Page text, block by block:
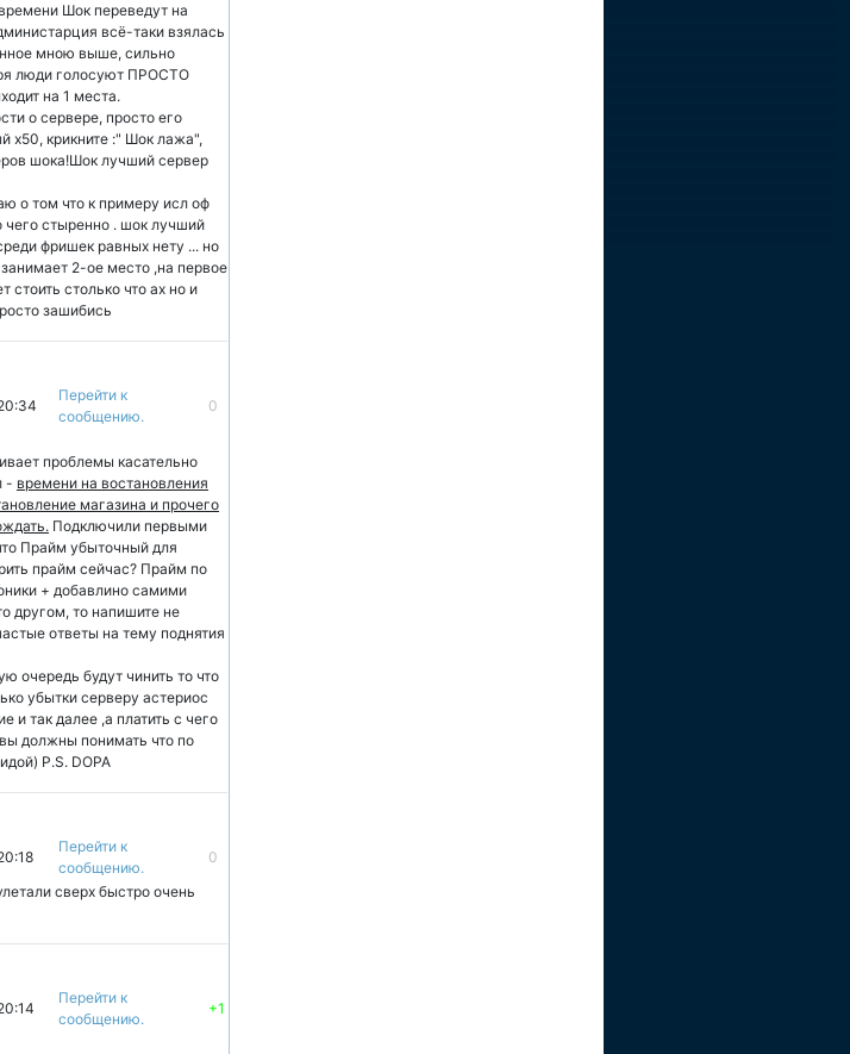
Шок переведут на
всё-таки взялась
мною выше, сильно
люди голосуют ПРОСТО
на 1 места.
о сервере, просто его
х50, крикните :" Шок лажа",
шока!Шок лучший сервер
о том что к примеру исл оф
чего стыренно . шок лучший
фришек равных нету ... но
2-ое место ,на первое
столько что ах но и
зашибись
Перейти к
сообщению.
0
проблемы касательно
- времени на востановления
магазина и прочего
Подключили первыми
Прайм убыточный для
прайм сейчас? Прайм по
+ добавлино самими
другом, то напишите не
ответы на тему поднятия
очередь будут чинить то что
убытки серверу астериос
и так далее ,а платить с чего
вы должны понимать что по
P.S. DOPA
Перейти к
сообщению.
0
сверх быстро очень
Перейти к
сообщению.
+1